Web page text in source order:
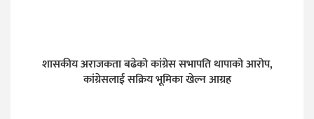
शासकीय अराजकता बढेको कांग्रेस सभापति थापाको आरोप,
कांग्रेसलाई सक्रिय भूमिका खेल्न आग्रह